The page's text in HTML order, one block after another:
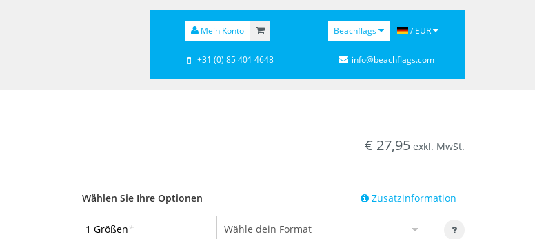
Mein Konto Beachflags / EUR
+31 (0) 85 401 4648 info@beachflags.com
€ 27,95 exkl. MwSt.
Zusatzinformation
Wählen Sie Ihre Optionen
1 Größen*